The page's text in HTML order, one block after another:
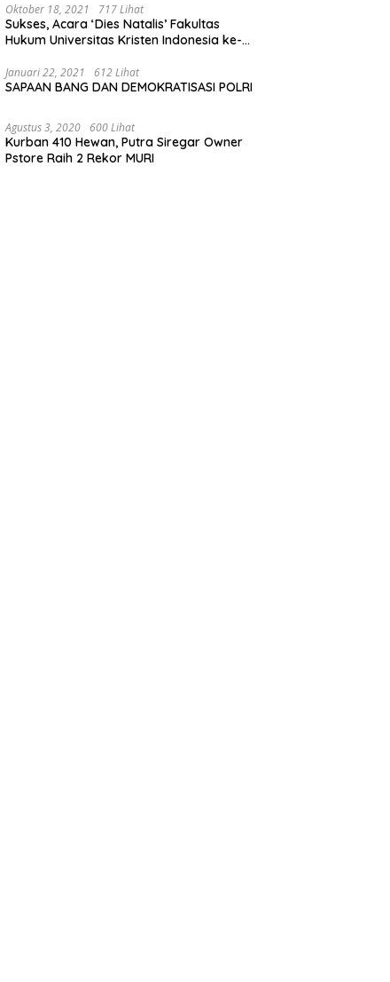
Oktober 18, 2021 717 Lihat
Sukses, Acara ‘Dies Natalis’ Fakultas
Hukum Universitas Kristen Indonesia ke-
Januari 22, 2021 612 Lihat
SAPAAN BANG DAN DEMOKRATISASI POLRI
Agustus 3, 2020 600 Lihat
Kurban 410 Hewan, Putra Siregar Owner
Pstore Raih 2 Rekor MURI